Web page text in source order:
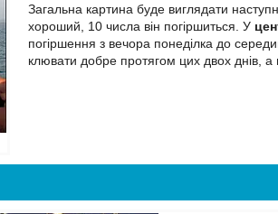
Загальна картина буде виглядати
хороший, 10 числа він погіршиться. У
погіршення з вечора понеділка до
клювати добре протягом цих двох днів,